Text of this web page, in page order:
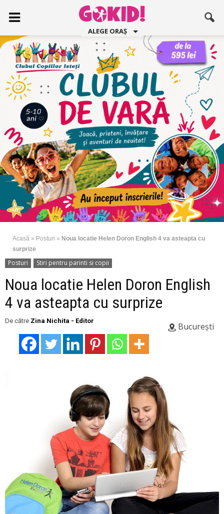
ALEGE ORAȘ
Acasă » Posturi » Noua locatie Helen Doron English 4 va asteapta cu
surprize
Posturi Stiri pentru parinti si copii
Noua locatie Helen Doron English
4 va asteapta cu surprize
București
De către Zina Nichita - Editor